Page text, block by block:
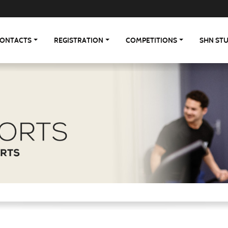
REGISTRATION COMPETITIONS SHN